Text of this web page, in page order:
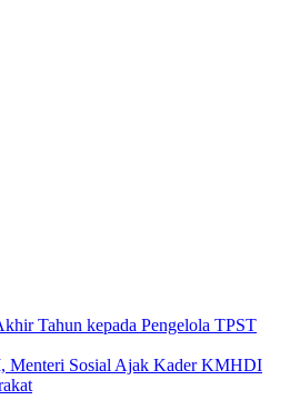
Tahun kepada Pengelola TPST
Menteri Sosial Ajak Kader KMHDI